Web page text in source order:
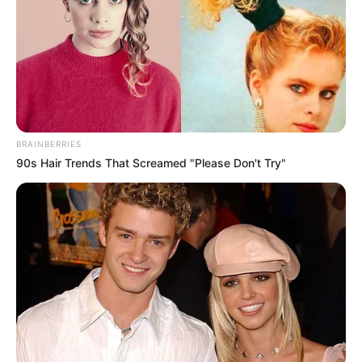
¡MILAGRO CIENTÍFICO
O MISTERIO
GENÉTICO! Mujer de
BRAINBERRIES
90s Hair Trends That Screamed "Please Don't Try"